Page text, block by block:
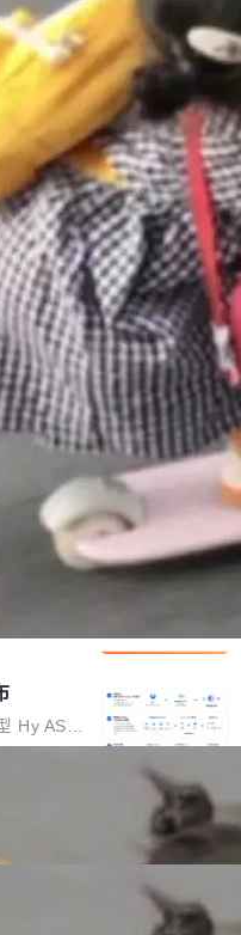
讯网平将
能通信组
实现了一
），
多企业已
公有云模
但随着 AI
级、组织
安全性、
先是数据
场景，公
的需求。
要求较...
年人工
工智能在
业赋能、
。深信服
随着各行
成形态逐
：不只是
时代下，
，以及持
算力网关
和成本治
得清、管
从现在开
的结
者之一。
者之一。
。 Jeff D
离职。 他
Ghema
二十多
的共同
员，Se
Oriol Vin
面
强
，这一轮
一次补
是杭州无
——一位全
规划步
curl 一行
· GitHu
/ Linu
/ Linu
）在软件工
的主要载
至数百万
载的上下
码历史的
契约、业
数百个文
。传统的
历）仅能
码的语义
智能体在
解"瓶
CodeBas
程
：北京一
的私活腾
全部核心
技公司AI
内部架构
A集群迁
有迁移
此前登录
序员圈
权限、无
ca
之一，但
月之暗面
下文、M
GPU 显
AI 团队
博客上发
每 token
Hy ASR
Hy3 的
懂。通过
fixe